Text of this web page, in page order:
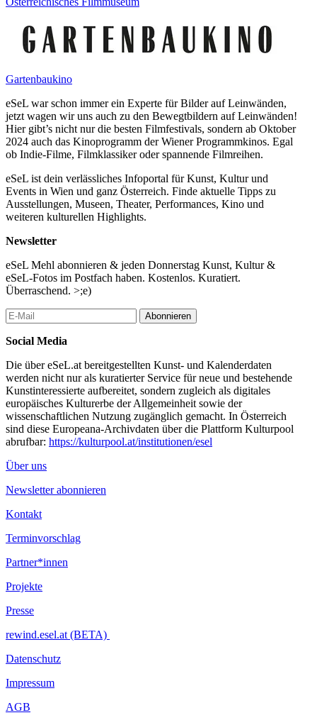
Gartenbaukino
eSeL war schon immer ein Experte für Bilder auf Leinwänden,
jetzt wagen wir uns auch zu den Bewegtbildern auf Leinwänden!
Hier gibt’s nicht nur die besten Filmfestivals, sondern ab Oktober
2024 auch das Kinoprogramm der Wiener Programmkinos. Egal
ob Indie-Filme, Filmklassiker oder spannende Filmreihen.
eSeL ist dein verlässliches Infoportal für Kunst, Kultur und
Events in Wien und ganz Österreich. Finde aktuelle Tipps zu
Ausstellungen, Museen, Theater, Performances, Kino und
weiteren kulturellen Highlights.
Newsletter
eSeL Mehl abonnieren & jeden Donnerstag Kunst, Kultur &
eSeL-Fotos im Postfach haben. Kostenlos. Kuratiert.
Überraschend. >;e)
Abonnieren
Social Media
Die über eSeL.at bereitgestellten Kunst- und Kalenderdaten
werden nicht nur als kuratierter Service für neue und bestehende
Kunstinteressierte aufbereitet, sondern zugleich als digitales
europäisches Kulturerbe der Allgemeinheit sowie der
wissenschaftlichen Nutzung zugänglich gemacht. In Österreich
sind diese Europeana-Archivdaten über die Plattform Kulturpool
abrufbar: https://kulturpool.at/institutionen/esel
Über uns
Newsletter abonnieren
Kontakt
Terminvorschlag
Partner*innen
Projekte
Presse
rewind.esel.at (BETA)
Datenschutz
Impressum
AGB